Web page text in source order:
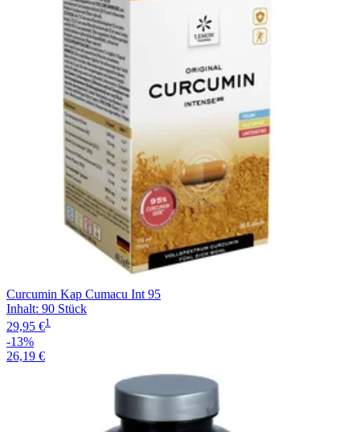
Curcumin Kap Cumacu Int 95
Inhalt: 90 Stück
29,95 €1
-13%
26,19 €